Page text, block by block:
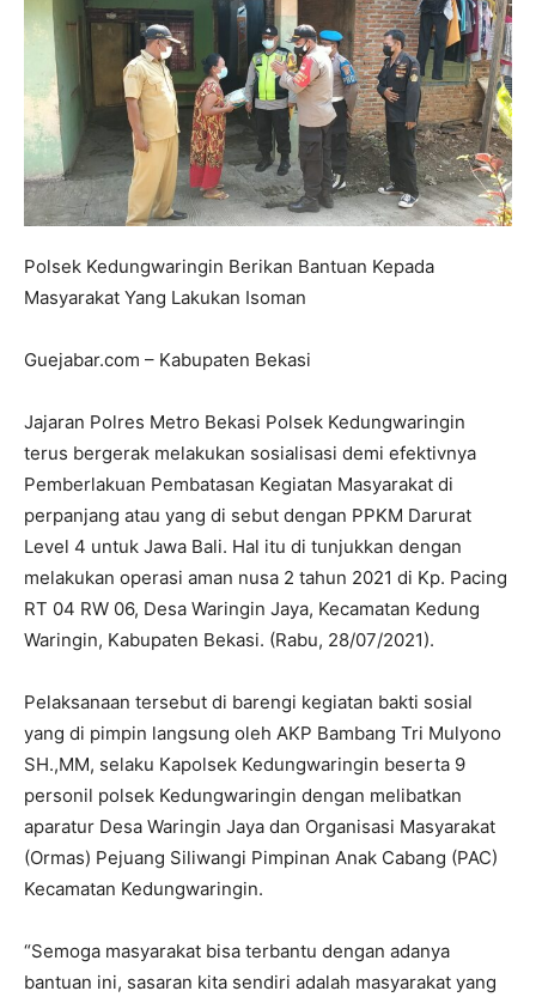
Polsek Kedungwaringin Berikan Bantuan Kepada
Masyarakat Yang Lakukan Isoman
Guejabar.com – Kabupaten Bekasi
Jajaran Polres Metro Bekasi Polsek Kedungwaringin
terus bergerak melakukan sosialisasi demi efektivnya
Pemberlakuan Pembatasan Kegiatan Masyarakat di
perpanjang atau yang di sebut dengan PPKM Darurat
Level 4 untuk Jawa Bali. Hal itu di tunjukkan dengan
melakukan operasi aman nusa 2 tahun 2021 di Kp. Pacing
RT 04 RW 06, Desa Waringin Jaya, Kecamatan Kedung
Waringin, Kabupaten Bekasi. (Rabu, 28/07/2021).
Pelaksanaan tersebut di barengi kegiatan bakti sosial
yang di pimpin langsung oleh AKP Bambang Tri Mulyono
SH.,MM, selaku Kapolsek Kedungwaringin beserta 9
personil polsek Kedungwaringin dengan melibatkan
aparatur Desa Waringin Jaya dan Organisasi Masyarakat
(Ormas) Pejuang Siliwangi Pimpinan Anak Cabang (PAC)
Kecamatan Kedungwaringin.
“Semoga masyarakat bisa terbantu dengan adanya
bantuan ini, sasaran kita sendiri adalah masyarakat yang